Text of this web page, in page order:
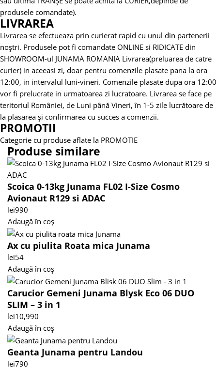
produsele comandate).
LIVRAREA
Livrarea se efectueaza prin curierat rapid cu unul din partenerii
noștri. Produsele pot fi comandate ONLINE si RIDICATE din
SHOWROOM-ul JUNAMA ROMANIA Livrarea(preluarea de catre
curier) in aceeasi zi, doar pentru comenzile plasate pana la ora
12:00, in intervalul luni-vineri. Comenzile plasate dupa ora 12:00
vor fi prelucrate in urmatoarea zi lucratoare. Livrarea se face pe
teritoriul României, de Luni până Vineri, în 1-5 zile lucrătoare de
la plasarea și confirmarea cu succes a comenzii.
PROMOTII
Categorie cu produse aflate la PROMOTIE
Produse similare
Scoica 0-13kg Junama FL02 I-Size Cosmo
Avionaut R129 si ADAC
lei990
Adaugă în coș
Ax cu piulita Roata mica Junama
lei54
Adaugă în coș
Carucior Gemeni Junama Blysk Eco 06 DUO
SLIM – 3 in 1
lei10,990
Adaugă în coș
Geanta Junama pentru Landou
lei790